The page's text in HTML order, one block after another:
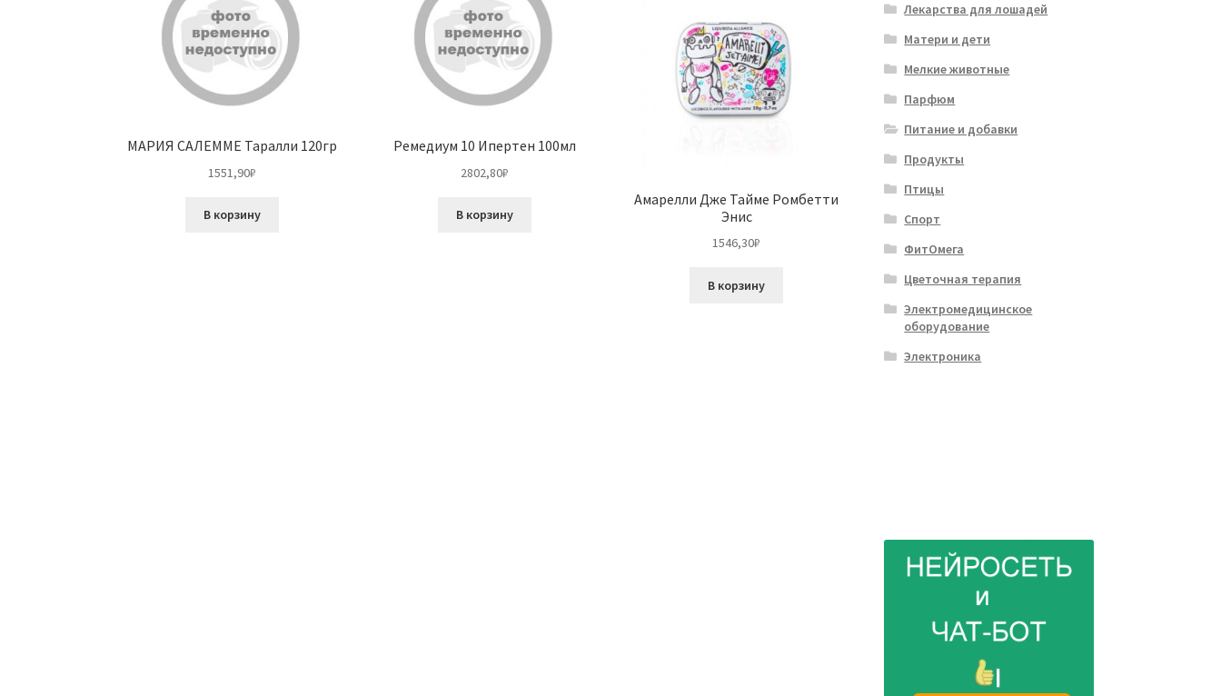
МАРИЯ САЛЕММЕ Таралли 120гр
1551,90₽
В корзину
Ремедиум 10 Ипертен 100мл
2802,80₽
В корзину
Амарелли Дже Тайме Ромбетти
Энис
1546,30₽
В корзину
Лекарства для лошадей
Матери и дети
Мелкие животные
Парфюм
Питание и добавки
Продукты
Птицы
Спорт
ФитОмега
Цветочная терапия
Электромедицинское
оборудование
Электроника